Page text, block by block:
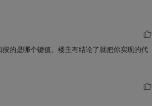
的是哪个键值。楼主有结论了就把你实现的代